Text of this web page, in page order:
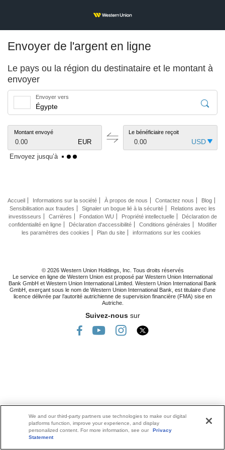
Envoyer de l'argent en ligne
Le pays ou la région du destinataire et le montant à
envoyer
Envoyer vers
Montant envoyé
EUR
0.00
Le bénéficiaire reçoit
0.00
Envoyez jusqu’à
Accueil Informations sur la société À propos de nous Contactez nous
Blog
Sensibilisation aux fraudes
Signaler un bogue lié à la sécurité
Relations avec les
investisseurs
Carrières Fondation WU Propriété intellectuelle
Déclaration de
confidentialité en ligne
Déclaration d'accessibilité Conditions générales
Modifier
les paramètres des cookies
Plan du site informations sur les cookies
© 2026 Western Union Holdings, Inc. Tous droits réservés
Le service en ligne de Western Union est proposé par Western Union International
Bank GmbH et Western Union International Limited. Western Union International Bank
GmbH, exerçant sous le nom de Western Union International Bank, est titulaire d’une
licence délivrée par l’autorité autrichienne de supervision financière (FMA) sise en
Autriche.
Suivez-noussur
We and our third-party partners use technologies to make our digital
platforms function, improve your experience, and display
personalized content. For more information, see our
Privacy
Statement